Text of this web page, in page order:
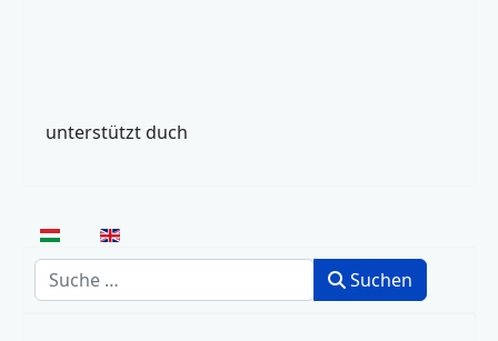
unterstützt duch
Sprache auswählen
Suchen
Suchen